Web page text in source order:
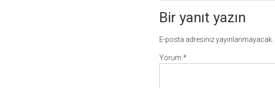
Bir yanıt yazın
E-posta adresiniz yayınlanmayacak.
Yorum *